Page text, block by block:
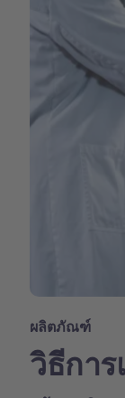
ผลิตภัณฑ์
วิธีกา